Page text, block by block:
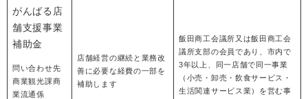
がんばる店
舗支援事業
補助金
問い合わせ先
商業観光課商
業流通係
店舗経営の継続と業務改
善に必要な経費の一部を
補助します
飯田商工会議所又は飯田商工会
議所支部の会員であり、市内で
3年以上、同一店舗で同一事業
（小売・卸売・飲食サービス・
生活関連サービス業）を営む事